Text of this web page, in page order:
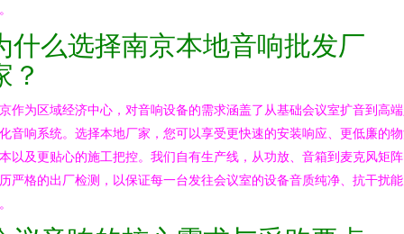
什么选择南京本地音响批发厂
？
作为区域经济中心，对音响设备的需求涵盖了从基础会议室扩音到高
音响系统。选择本地厂家，您可以享受更快速的安装响应、更低廉的
以及更贴心的施工把控。我们自有生产线，从功放、音箱到麦克风矩
严格的出厂检测，以保证每一台发往会议室的设备音质纯净、抗干扰